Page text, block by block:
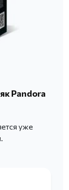
Pandora
уже